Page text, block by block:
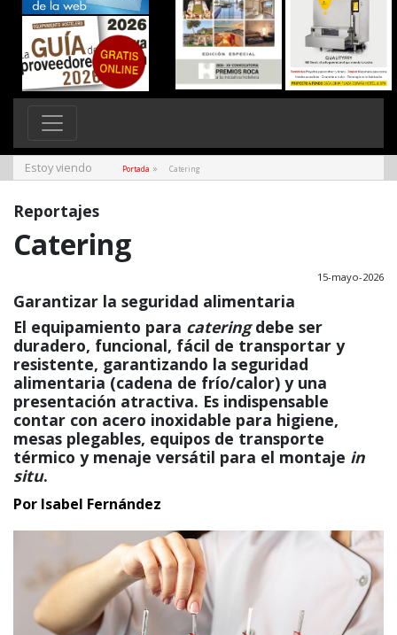
Estoy viendo Portada » Catering
Reportajes
Catering
15-mayo-2026
Garantizar la seguridad alimentaria
El equipamiento para cateringdebe ser
duradero, funcional, fácil de transportar y
resistente, garantizando la seguridad
alimentaria (cadena de frío/calor) y una
presentación atractiva. Es indispensable
contar con acero inoxidable para higiene,
mesas plegables, equipos de transporte
térmico y menaje versátil para el montaje in
situ.
Por Isabel Fernández